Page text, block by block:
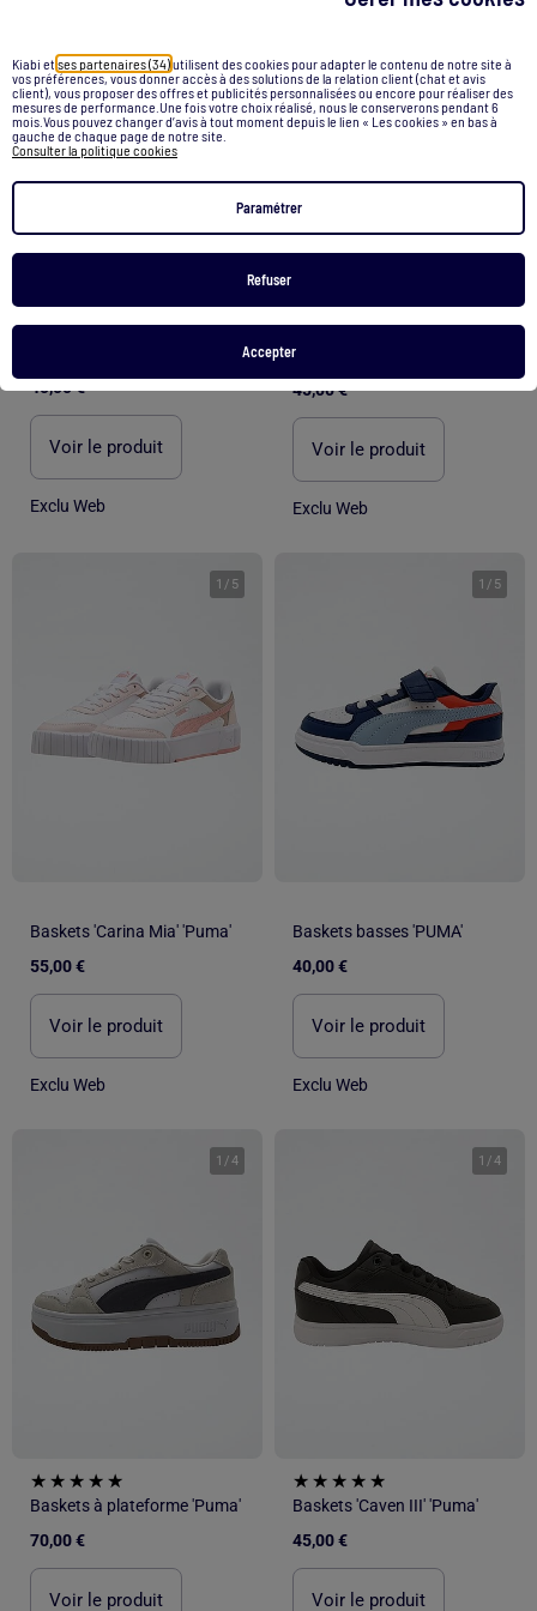
Kiabi etses partenaires (34)utilisent des cookies pour adapter le contenu de notre site à
vos préférences, vous donner accès à des solutions de la relation client (chat et avis
client), vous proposer des offres et publicités personnalisées ou encore pour réaliser des
mesures de performance.Une fois votre choix réalisé, nous le conserverons pendant 6
mois.Vous pouvez changer d’avis à tout moment depuis le lien « Les cookies » en bas à
gauche de chaque page de notre site.
Consulter la politique cookies
Paramétrer
Refuser
Accepter
40,00 €
Voir le produit
Exclu Web
1 /3
45,00 €
Voir le produit
Exclu Web
1 / 5
Baskets 'Carina Mia' 'Puma'
55,00 €
Voir le produit
Exclu Web
1 / 5
Baskets basses 'PUMA'
40,00 €
Voir le produit
Exclu Web
1 /4
Baskets à plateforme 'Puma'
70,00 €
Voir le produit
1 /4
Baskets 'Caven III' 'Puma'
45,00 €
Voir le produit